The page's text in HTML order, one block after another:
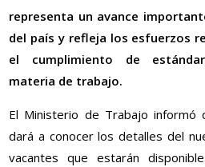
representa un avance
del país y refleja los esfuerzos
el cumplimiento de
materia de trabajo.
El Ministerio de Trabajo informó
dará a conocer los detalles del
vacantes que estarán